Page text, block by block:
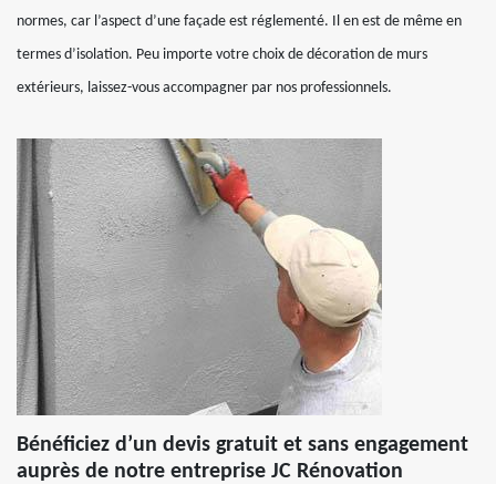
normes, car l’aspect d’une façade est réglementé. Il en est de même en
termes d’isolation. Peu importe votre choix de décoration de murs
extérieurs, laissez-vous accompagner par nos professionnels.
Bénéficiez d’un devis gratuit et sans engagement
auprès de notre entreprise JC Rénovation